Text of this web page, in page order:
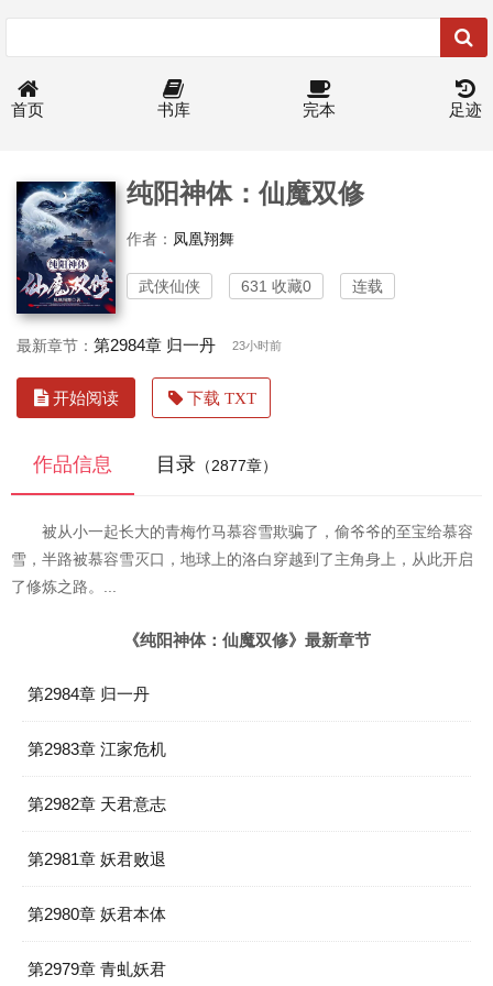
首页 书库 完本 足迹
纯阳神体：仙魔双修
作者： 凤凰翔舞
武侠仙侠 631 收藏0 连载
最新章节： 第2984章 归一丹 23小时前
开始阅读 下载 TXT
作品信息 目录 （2877章）
被从小一起长大的青梅竹马慕容雪欺骗了，偷爷爷的至宝给慕容
雪，半路被慕容雪灭口，地球上的洛白穿越到了主角身上，从此开启
了修炼之路。...
《纯阳神体：仙魔双修》最新章节
第2984章 归一丹
第2983章 江家危机
第2982章 天君意志
第2981章 妖君败退
第2980章 妖君本体
第2979章 青虬妖君